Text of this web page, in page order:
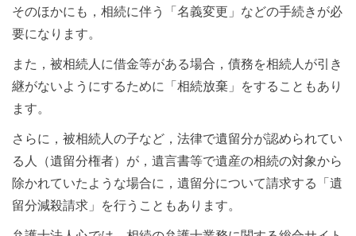
そのほかにも，相続に伴う「名義変更」などの手続きが必
要になります。
また，被相続人に借金等がある場合，債務を相続人が引き
継がないようにするために「相続放棄」をすることもあり
ます。
さらに，被相続人の子など，法律で遺留分が認められてい
る人（遺留分権者）が，遺言書等で遺産の相続の対象から
除かれていたような場合に，遺留分について請求する「遺
留分減殺請求」を行うこともあります。